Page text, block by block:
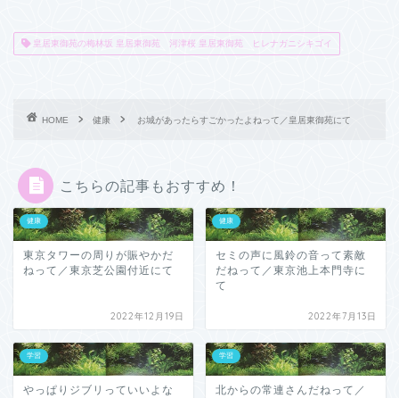
皇居東御苑の梅林坂 皇居東御苑 河津桜 皇居東御苑 ヒレナガニシキゴイ
HOME 健康 お城があったらすごかったよねって／皇居東御苑にて
こちらの記事もおすすめ！
健康
東京タワーの周りが賑やかだ
ねって／東京芝公園付近にて
2022年12月19日
健康
セミの声に風鈴の音って素敵
だねって／東京池上本門寺に
て
2022年7月13日
学習
やっぱりジブリっていいよな
学習
北からの常連さんだねって／